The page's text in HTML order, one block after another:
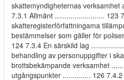
skattemyndigheternas verksamhet
7.3.1 Allmänt ......................... 123
skatteregisterförfattningama
bestämmelser som gäller för
124 7.3.4 En särskild lag
behandling av personuppgifter i
brottsbekämpande verksamhet
utgångspunkter .............. 126